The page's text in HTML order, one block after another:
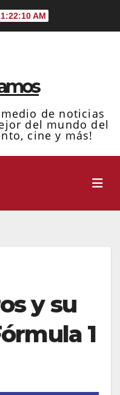
1:22:11 AM
de noticias
del mundo del
cine y más!
y su
1